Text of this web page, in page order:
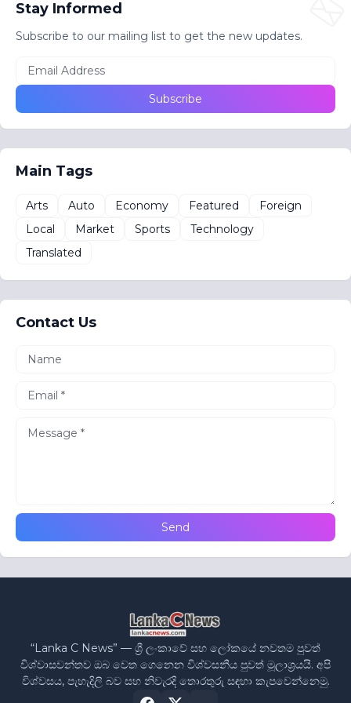
Stay Informed
Subscribe to our mailing list to get the new updates.
Main Tags
Arts Auto Economy Featured
Foreign
Local
Market Sports
Technology
Translated
Contact Us
“Lanka C News” — ශ්‍රී ලංකාවේ සහ ලෝකයේ නවතම පුවත්
විශ්වාසවන්තව ඔබ වෙත ගෙනෙන විශ්වසනීය පුවත් මූලාශ්‍රයයි. අපි
විශ්වසය, පැහැදිලි බව සහ නිවැරදි තොරතුරු සඳහා කැපවෙන්නෙමු.